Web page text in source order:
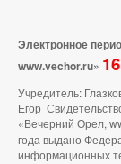
Электронное
www.vechor.ru»
Учредитель:
Егор
«Вечерний Орел,
года выдано
информационных